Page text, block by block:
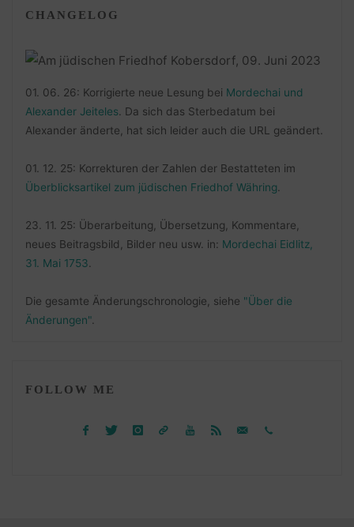
CHANGELOG
01. 06. 26: Korrigierte neue Lesung bei Mordechai und
Alexander Jeiteles . Da sich das Sterbedatum bei
Alexander änderte, hat sich leider auch die URL geändert.
01. 12. 25: Korrekturen der Zahlen der Bestatteten im
Überblicksartikel zum jüdischen Friedhof Währing
23. 11. 25: Überarbeitung, Übersetzung, Kommentare,
neues Beitragsbild, Bilder neu usw. in: Mordechai Eidlitz,
31. Mai 1753
Die gesamte Änderungschronologie, siehe "Über die
Änderungen".
FOLLOW ME